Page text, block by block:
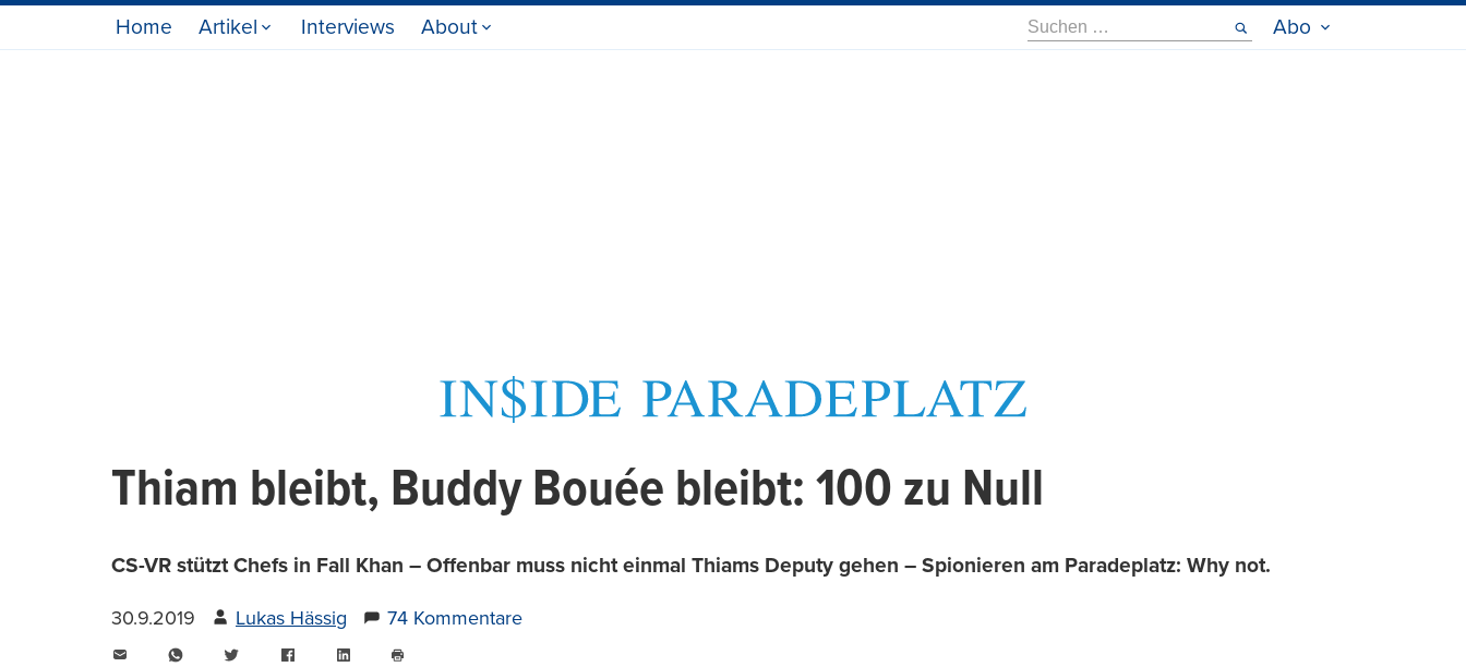
Home Artikel Interviews About
Suche
nach:
Abo
Thiam bleibt, Buddy Bouée bleibt: 100 zu Null
CS-VR stützt Chefs in Fall Khan – Offenbar muss nicht einmal Thiams Deputy gehen – Spionieren am Paradeplatz: Why not.
30.9.2019 Lukas Hässig 74 Kommentare
WhatsAppTwitter FacebookLinkedIn